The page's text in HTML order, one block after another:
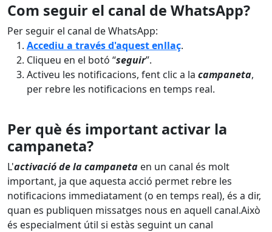
Com seguir el canal de WhatsApp?
Per seguir el canal de WhatsApp:
Accediu a través d'aquest enllaç.
Cliqueu en el botó “seguir”.
Activeu les notificacions, fent clic a la campaneta,
per rebre les notificacions en temps real.
Per què és important activar la
campaneta?
L'activació de la campaneta en un canal és molt
important, ja que aquesta acció permet rebre les
notificacions immediatament (o en temps real), és a dir,
quan es publiquen missatges nous en aquell canal.Això
és especialment útil si estàs seguint un canal